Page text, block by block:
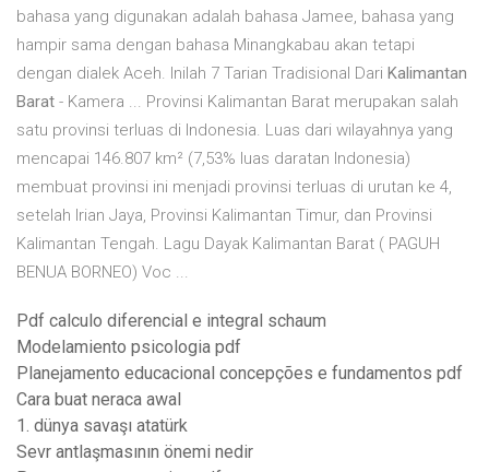
bahasa yang digunakan adalah bahasa Jamee, bahasa yang
hampir sama dengan bahasa Minangkabau akan tetapi
dengan dialek Aceh. Inilah 7 Tarian Tradisional Dari Kalimantan
Barat - Kamera ... Provinsi Kalimantan Barat merupakan salah
satu provinsi terluas di Indonesia. Luas dari wilayahnya yang
mencapai 146.807 km² (7,53% luas daratan Indonesia)
membuat provinsi ini menjadi provinsi terluas di urutan ke 4,
setelah Irian Jaya, Provinsi Kalimantan Timur, dan Provinsi
Kalimantan Tengah. Lagu Dayak Kalimantan Barat ( PAGUH
BENUA BORNEO) Voc ...
Pdf calculo diferencial e integral schaum
Modelamiento psicologia pdf
Planejamento educacional concepções e fundamentos pdf
Cara buat neraca awal
1. dünya savaşı atatürk
Sevr antlaşmasının önemi nedir